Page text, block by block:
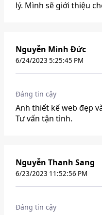
lý. Mình sẽ giới thiệu
Nguyễn Minh Đức
6/24/2023 5:25:45 PM
Đáng tin cậy
Anh thiết kế web đẹp
Tư vấn tận tình.
Nguyễn Thanh Sang
6/23/2023 11:52:56 PM
Đáng tin cậy